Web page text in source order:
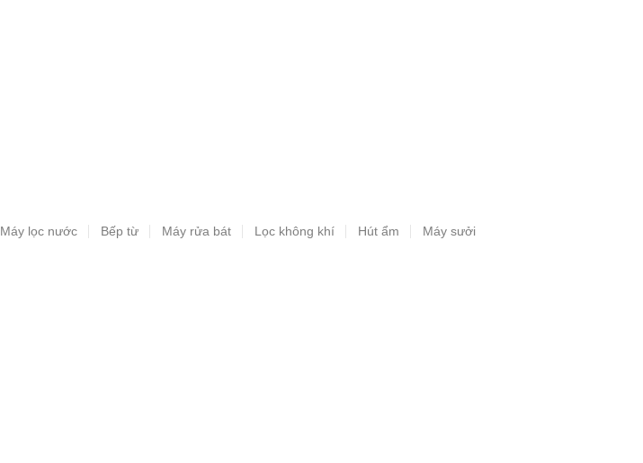
Máy lọc nước Bếp từ Máy rửa bát Lọc không khí Hút ẩm Máy sưởi